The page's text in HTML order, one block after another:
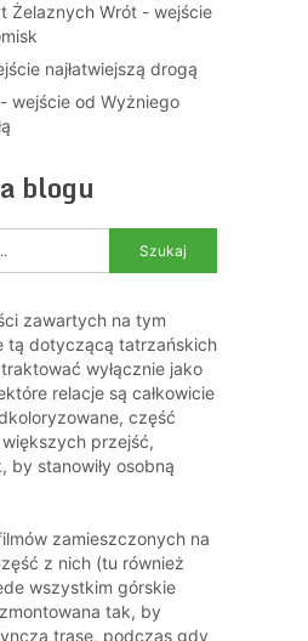
Żelaznych Wrót - wejście
najłatwiejszą drogą
wejście od Wyżniego
blogu
zawartych na tym
tą dotyczącą tatrzańskich
wyłącznie jako
relacje są całkowicie
część
przejść,
by stanowiły osobną
zamieszczonych na
z nich (tu również
wszystkim górskie
tak, by
trasę, podczas gdy